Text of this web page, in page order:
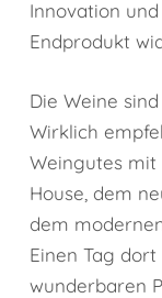
Innovation
Endprodukt
Die Weine
Wirklich
Weingutes
House, dem
dem
Einen Tag
wunderbaren